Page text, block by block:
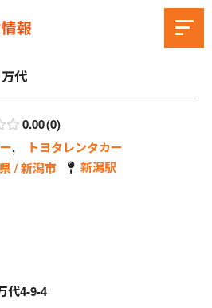
代
0.00 0
,
トヨタレンタカー
/ 新潟市
新潟駅
代4-9-4